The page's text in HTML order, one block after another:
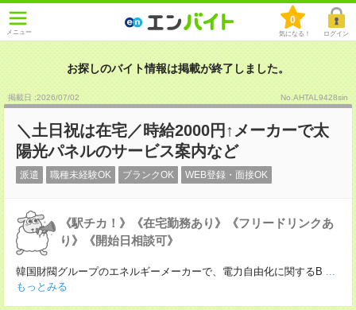
メニュー
0
気になる！ ログイン
お探しのバイト情報は掲載が終了しました。
掲載日 :2026/07/02 No.AHTAL9428sin
＼土日祝は在宅／時給2000円↑メーカーで太
陽光パネルのサービス案内など
派遣 職種未経験OK ブランクOK WEB登録・面接OK
《駅チカ！》《在宅勤務あり》《フリードリンクあ
り》《開始日相談可》
韓国財閥グループのエネルギーメーカーで、電力自由化に関するB ...
もっとみる